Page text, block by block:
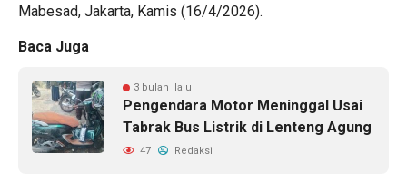
Mabesad, Jakarta, Kamis (16/4/2026).
Baca Juga
3 bulan lalu
Pengendara Motor Meninggal Usai
Tabrak Bus Listrik di Lenteng Agung
47 Redaksi